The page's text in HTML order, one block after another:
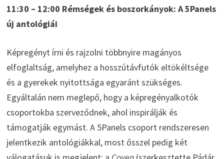
11:30 – 12:00 Rémségek és boszorkányok: A 5Panels
új antológiái
Képregényt írni és rajzolni többnyire magányos
elfoglaltság, amelyhez a hosszútávfutók eltökéltsége
és a gyerekek nyitottsága egyaránt szükséges.
Egyáltalán nem meglepő, hogy a képregényalkotók
csoportokba szerveződnek, ahol inspirálják és
támogatják egymást. A 5Panels csoport rendszeresen
jelentkezik antológiákkal, most ősszel pedig két